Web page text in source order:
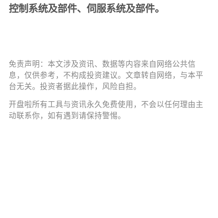
控制系统及部件、伺服系统及部件。
免责声明：本文涉及资讯、数据等内容来自网络公共信
息，仅供参考，不构成投资建议。文章转自网络，与本平
台无关。投资者据此操作，风险自担。
开盘啦所有工具与资讯永久免费使用，不会以任何理由主
动联系你，如有遇到请保持警惕。